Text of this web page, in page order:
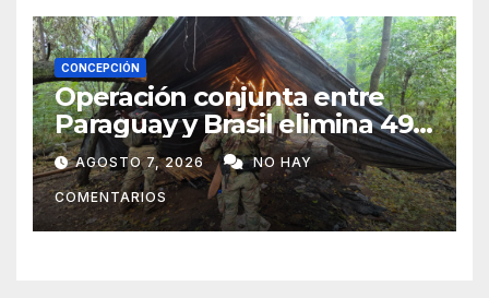
CONCEPCIÓN
Operación conjunta entre
Paraguay y Brasil elimina 498
toneladas de marihuana en
Amambay
AGOSTO 7, 2026 NO HAY
COMENTARIOS